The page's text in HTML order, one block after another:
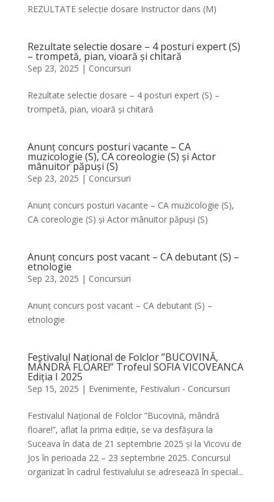
REZULTATE selecție dosare Instructor dans (M)
Rezultate selectie dosare – 4 posturi expert (S)
– trompetă, pian, vioară și chitară
Sep 23, 2025 | Concursuri
Rezultate selectie dosare – 4 posturi expert (S) –
trompetă, pian, vioară și chitară
Anunț concurs posturi vacante – CA
muzicologie (S), CA coreologie (S) și Actor
mânuitor păpuși (S)
Sep 23, 2025 | Concursuri
Anunț concurs posturi vacante – CA muzicologie (S),
CA coreologie (S) și Actor mânuitor păpuși (S)
Anunț concurs post vacant – CA debutant (S) –
etnologie
Sep 23, 2025 | Concursuri
Anunț concurs post vacant – CA debutant (S) –
etnologie
Festivalul Național de Folclor ”BUCOVINĂ,
MÂNDRĂ FLOARE!” Trofeul SOFIA VICOVEANCA
Ediția I 2025
Sep 15, 2025 | Evenimente, Festivaluri - Concursuri
Festivalul Național de Folclor ”Bucovină, mândră
floare!”, aflat la prima ediție, se va desfășura la
Suceava în data de 21 septembrie 2025 și la Vicovu de
Jos în perioada 22 – 23 septembrie 2025. Concursul
organizat în cadrul festivalului se adresează în special...